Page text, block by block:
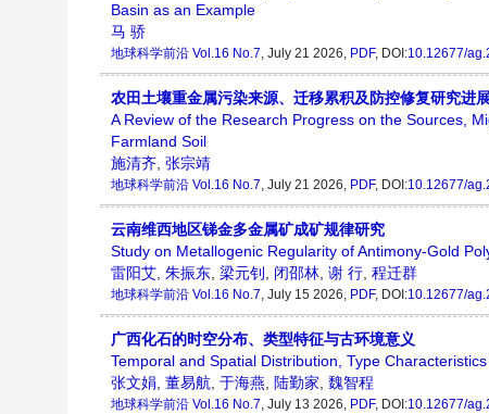
Basin as an Example
马 骄
地球科学前沿 Vol.16 No.7, July 21 2026, PDF, DOI:10.12677/
农田土壤重金属污染来源、迁移累积及防控修复研究进
A Review of the Research Progress on the Sources,
Farmland Soil
施清齐, 张宗靖
地球科学前沿 Vol.16 No.7, July 21 2026, PDF, DOI:10.12677/
云南维西地区锑金多金属矿成矿规律研究
Study on Metallogenic Regularity of Antimony-Gold
雷阳艾, 朱振东, 梁元钊, 闭邵林, 谢 行, 程迁群
地球科学前沿 Vol.16 No.7, July 15 2026, PDF, DOI:10.12677/
广西化石的时空分布、类型特征与古环境意义
Temporal and Spatial Distribution, Type
张文娟, 董易航, 于海燕, 陆勤家, 魏智程
地球科学前沿 Vol.16 No.7, July 13 2026, PDF, DOI:10.12677/